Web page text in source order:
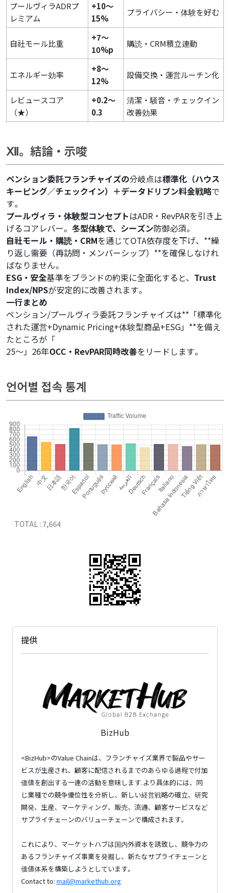
プールヴィラADRプ
レミアム
+10～
15%
プライバシー・体験を好む
自社モール比重
+7～
10%p
購読・CRM積立連動
エネルギー効率
+8～
12%
設備交換・運営ルーチン化
レビュースコア
（★）
+0.2～
0.3
清潔・騒音・チェックイン
改善効果
Ⅻ。結論・示唆
ペンション委託フランチャイズの分岐点は標準化（ハウス
キーピング／チェックイン）＋データドリブン料金戦略で
す。
プールヴィラ・体験型コンセプトはADR・RevPARを引き上
げるコアレバー。 冬型体験で、シーズン防御必須。
自社モール・購読・CRMを通じてOTA依存度を下げ、**繰
り返し需要（再訪問・メンバーシップ）**を確保しなけれ
ばなりません。
ESG・安全基準をブランドの約束に全面化すると、 Trust
Index/NPSが安定的に改善されます。
一行まとめ
ペンション/プールヴィラ委託フランチャイズは**「標準化
された運営+Dynamic Pricing+体験型商品+ESG」**を備え
たところが「
25～」26年OCC・RevPAR同時改善をリードします。
언어별 접속 통계
TOTAL : 7,664
提供
BizHub
<BizHub>のValue Chainは、フランチャイズ業界で製品やサー
ビスが生産され、顧客に配信されるまでのあらゆる過程で付加
価値を創出する一連の活動を意味します.より具体的には、同
じ業種での競争優位性を分析し、新しい経営戦略の確立、研究
開発、生産、マーケティング、販売、流通、顧客サービスなど
サプライチェーンのバリューチェーンで構成されます。
これにより、マーケットハブは国内外資本を誘致し、競争力の
あるフランチャイズ事業を発掘し、新たなサプライチェーンと
価値体系を構築しようとしています。
Contact to: mail@markethub.org